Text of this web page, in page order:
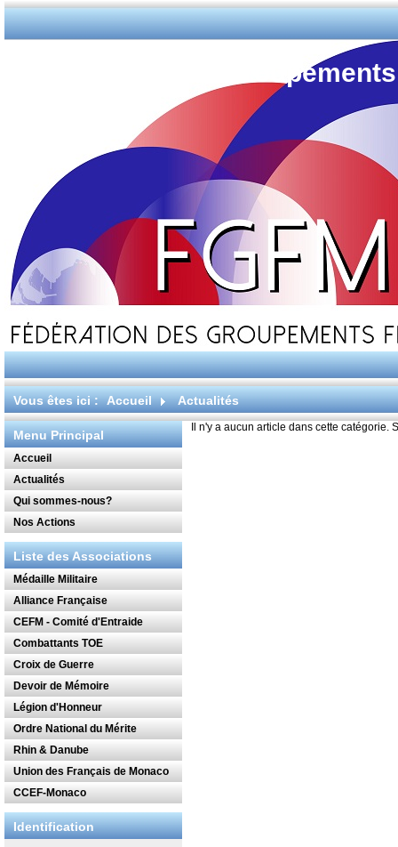
Fédération des
Vous êtes ici : Accueil Actualités
Menu Principal
Accueil
Actualités
Qui sommes-nous?
Nos Actions
Liste des Associations
Médaille Militaire
Alliance Française
CEFM - Comité d'Entraide
Combattants TOE
Croix de Guerre
Devoir de Mémoire
Légion d'Honneur
Ordre National du Mérite
Rhin & Danube
Union des Français de Monaco
CCEF-Monaco
Identification
Il n'y a aucun article dans cette